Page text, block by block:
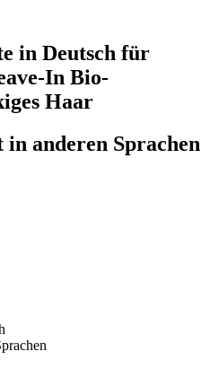
in Deutsch für
In Bio-
Haar
anderen Sprachen